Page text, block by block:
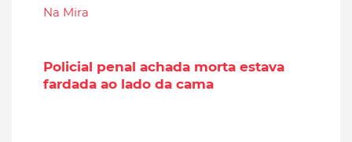
Na Mira
Policial penal achada morta estava
fardada ao lado da cama